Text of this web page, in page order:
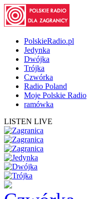
PolskieRadio.pl
Jedynka
Dwójka
Trójka
Czwórka
Radio Poland
Moje Polskie Radio
ramówka
LISTEN LIVE